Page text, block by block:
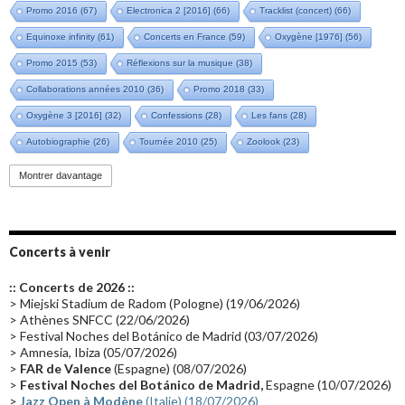
Promo 2016 (67) Electronica 2 [2016] (66) Tracklist (concert) (66)
Equinoxe infinity(61) Concerts en France (59) Oxygène [1976] (56)
Promo 2015 (53) Réflexions sur la musique (38)
Collaborations années 2010 (36) Promo 2018 (33)
Oxygène 3 [2016] (32) Confessions (28) Les fans (28)
Autobiographie (26) Tournée 2010 (25) Zoolook (23)
Promo 2019(23)
Groupe de Recherche Musicale
Passages radio Vidéo Jarrecast (16) Synthé 80's
Les concerts en Chine(16) Cinéma
Synthé Roland(15) Belgique(15)
(14) Astronomie (14) (14)
Montrer davantage
Concerts à venir
:: Concerts de 2026 ::
> Miejski Stadium de Radom (Pologne) (19/06/2026)
> Athènes SNFCC (22/06/2026)
> Festival Noches del Botánico de Madrid (03/07/2026)
> Amnesia, Ibiza (05/07/2026)
> FAR de Valence(Espagne) (08/07/2026)
> Festival Noches del Botánico de Madrid,Espagne (10/07/2026)
> Jazz Open à Modène(Italie) (18/07/2026)